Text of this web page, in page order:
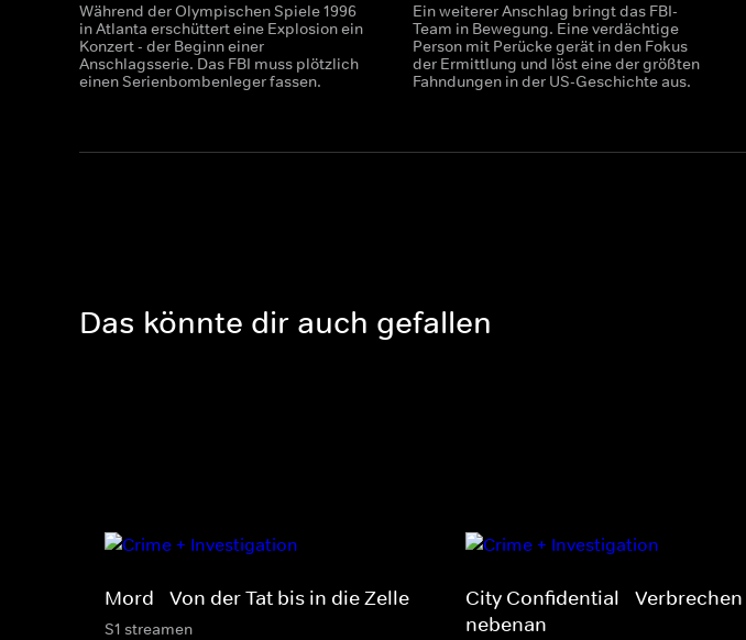
Während der Olympischen Spiele 1996
in Atlanta erschüttert eine Explosion ein
Konzert - der Beginn einer
Anschlagsserie. Das FBI muss plötzlich
einen Serienbombenleger fassen.
Ein weiterer Anschlag bringt das FBI-
Team in Bewegung. Eine verdächtige
Person mit Perücke gerät in den Fokus
der Ermittlung und löst eine der größten
Fahndungen in der US-Geschichte aus.
Das könnte dir auch gefallen
Mord - Von der Tat bis in die Zelle
S1 streamen
City Confidential - Verbrechen
nebenan